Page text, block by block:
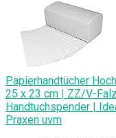
Papierhandtücher
25 x 23 cm | ZZ/V-
Handtuchspender |
Praxen uvm